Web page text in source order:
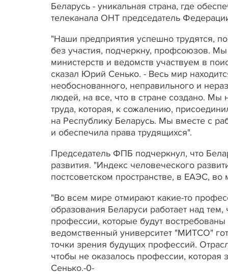
Беларусь - уникальная страна, где
телеканала ОНТ председатель
"Наши предприятия успешно трудятся,
без участия, подчеркну, профсоюзов.
министерств и ведомств участвуем в
сказал Юрий Сенько. - Весь мир
необоснованного, неправильного и
людей, на все, что в стране создано.
труда, которая, к сожалению,
на Республику Беларусь. Мы вместе с
и обеспечила права трудящихся".
Председатель ФПБ подчеркнул, что
развития. "Индекс человеческого
постсоветском пространстве, в ЕАЭС,
"Во всем мире отмирают какие-то
образования Беларуси работает над
профессии, которые будут
ведомственный университет "МИТСО"
точки зрения будущих профессий.
чтобы не оказалось профессии,
Сенько.-0-